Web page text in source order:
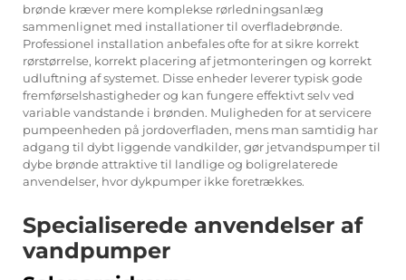
brønde kræver mere komplekse rørledningsanlæg
sammenlignet med installationer til overfladebrønde.
Professionel installation anbefales ofte for at sikre korrekt
rørstørrelse, korrekt placering af jetmonteringen og korrekt
udluftning af systemet. Disse enheder leverer typisk gode
fremførselshastigheder og kan fungere effektivt selv ved
variable vandstande i brønden. Muligheden for at servicere
pumpeenheden på jordoverfladen, mens man samtidig har
adgang til dybt liggende vandkilder, gør jetvandspumper til
dybe brønde attraktive til landlige og boligrelaterede
anvendelser, hvor dykpumper ikke foretrækkes.
Specialiserede anvendelser af
vandpumper